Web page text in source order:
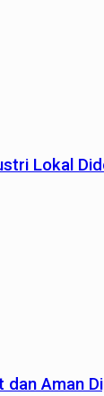
Lokal
dan Aman